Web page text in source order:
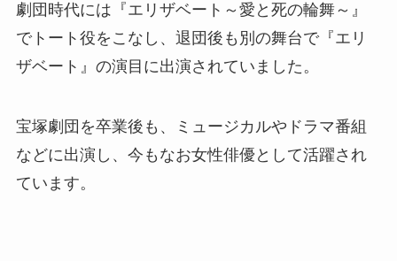
劇団時代には『エリザベート～愛と死の輪舞～』
でトート役をこなし、退団後も別の舞台で『エリ
ザベート』の演目に出演されていました。
宝塚劇団を卒業後も、ミュージカルやドラマ番組
などに出演し、今もなお女性俳優として活躍され
ています。